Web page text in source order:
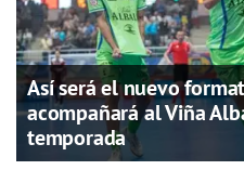
Así será el nuevo
acompañará al Viña
temporada